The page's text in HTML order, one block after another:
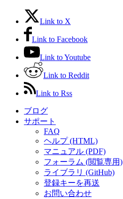
Link to X
Link to Facebook
Link to Youtube
Link to Reddit
Link to Rss
ブログ
サポート
FAQ
ヘルプ (HTML)
マニュアル (PDF)
フォーラム (閲覧専用)
ライブラリ (GitHub)
登録キーを再送
お問い合わせ